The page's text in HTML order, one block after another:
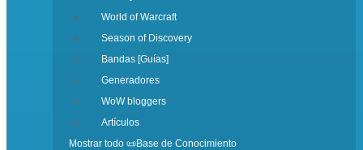
World of Warcraft
Season of Discovery
Bandas [Guías]
Generadores
WoW bloggers
Artículos
Mostrar todo 📜Base de Conocimiento